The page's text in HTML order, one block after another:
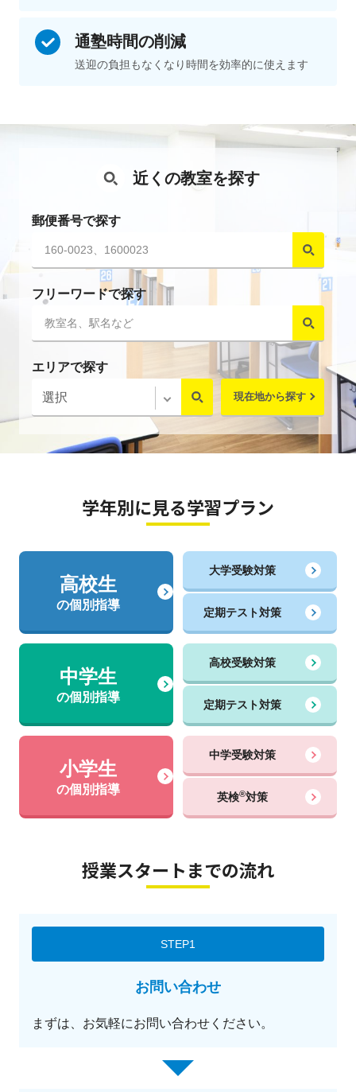
通塾時間の削減
送迎の負担もなくなり 時間を効率的に使えます
近くの教室を探す
郵便番号で探す
フリーワードで探す
エリアで探す
現在地から探す
学年別に見る学習プラン
高校生
の個別指導
大学受験対策
定期テスト対策
中学生
の個別指導
高校受験対策
定期テスト対策
小学生
の個別指導
中学受験対策
英検®対策
授業スタートまでの流れ
STEP1
お問い合わせ
まずは、お気軽にお問い合わせください。